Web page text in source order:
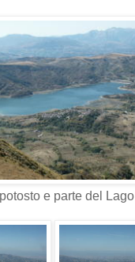
e parte del Lago